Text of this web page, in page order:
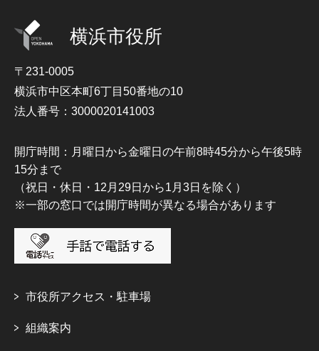
横浜市役所
〒231-0005
横浜市中区本町6丁目50番地の10
法人番号：3000020141003
開庁時間：月曜日から金曜日の午前8時45分から午後5時
15分まで
（祝日・休日・12月29日から1月3日を除く）
※一部の窓口では開庁時間が異なる場合があります
市役所アクセス・駐車場
組織案内